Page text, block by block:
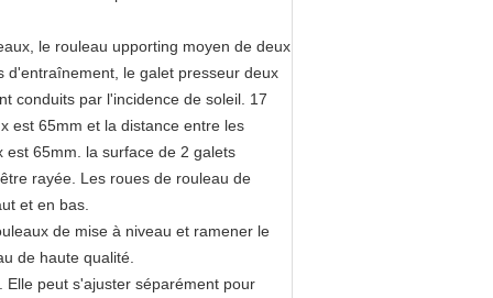
le rouleau upporting moyen de deux
d'entraînement, le galet presseur deux
conduits par l'incidence de soleil. 17
est 65mm et la distance entre les
65mm. la surface de 2 galets
rayée. Les roues de rouleau de
et en bas.
de mise à niveau et ramener le
de haute qualité.
peut s'ajuster séparément pour